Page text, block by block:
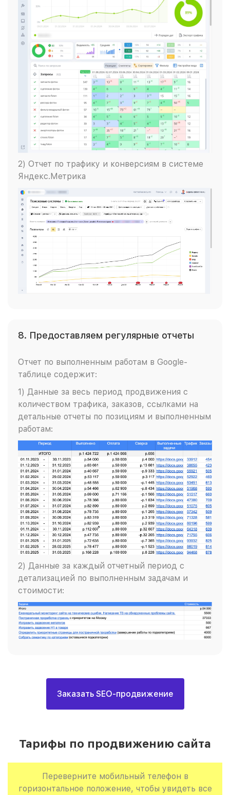
2) Отчет по трафику и конверсиям в системе
Яндекс.Метрика
8. Предоставляем регулярные отчеты
Отчет по выполненным работам в Google-
таблице содержит:
1) Данные за весь период продвижения с
количеством трафика, заказов, ссылками на
детальные отчеты по позициям и выполненным
работам:
2) Данные за каждый отчетный период с
детализацией по выполненным задачам и
стоимости:
Заказать SEO-продвижение
Тарифы по продвижению сайта
Переверните мобильный телефон в
горизонтальное положение, чтобы увидеть все